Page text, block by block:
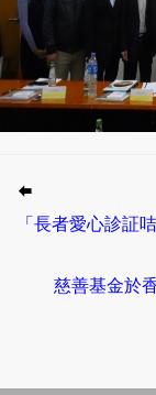
「長者愛心診証
慈善基金於